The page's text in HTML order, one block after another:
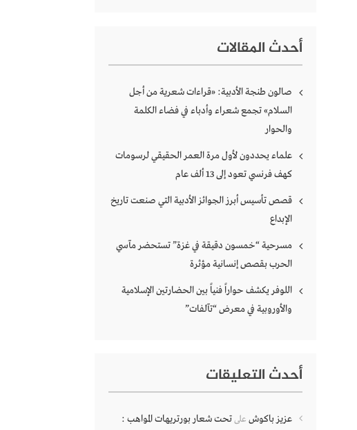
أحدث المقالات
صالون طنجة الأدبية: «قراءات شعرية من أجل
السلام» تجمع شعراء وأدباء في فضاء الكلمة
والحوار
علماء يحددون لأول مرة العمر الحقيقي لرسومات
كهف فرنسي تعود إلى 13 ألف عام
قصص تأسيس أبرز الجوائز الأدبية التي صنعت تاريخ
الإبداع
مسرحية “خمسون دقيقة في غزة” تستحضر مآسي
الحرب بقصص إنسانية مؤثرة
اللوفر يكشف حواراً فنياً بين الحضارتين الإسلامية
والأوروبية في معرض “تآلفات”
أحدث التعليقات
عزيز باكوش علىتحت شعار بورتريهات المواهب :